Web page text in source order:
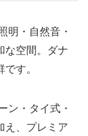
明・自然音・
な空間。ダナ
す。
ン・タイ式・
え、プレミア